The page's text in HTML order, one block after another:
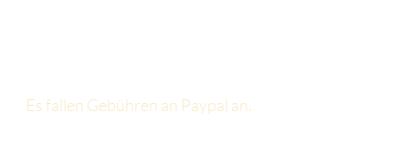
Es fallen Gebühren an Paypal an.